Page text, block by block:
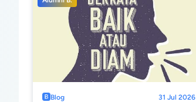
Blog 31 Jul 2026